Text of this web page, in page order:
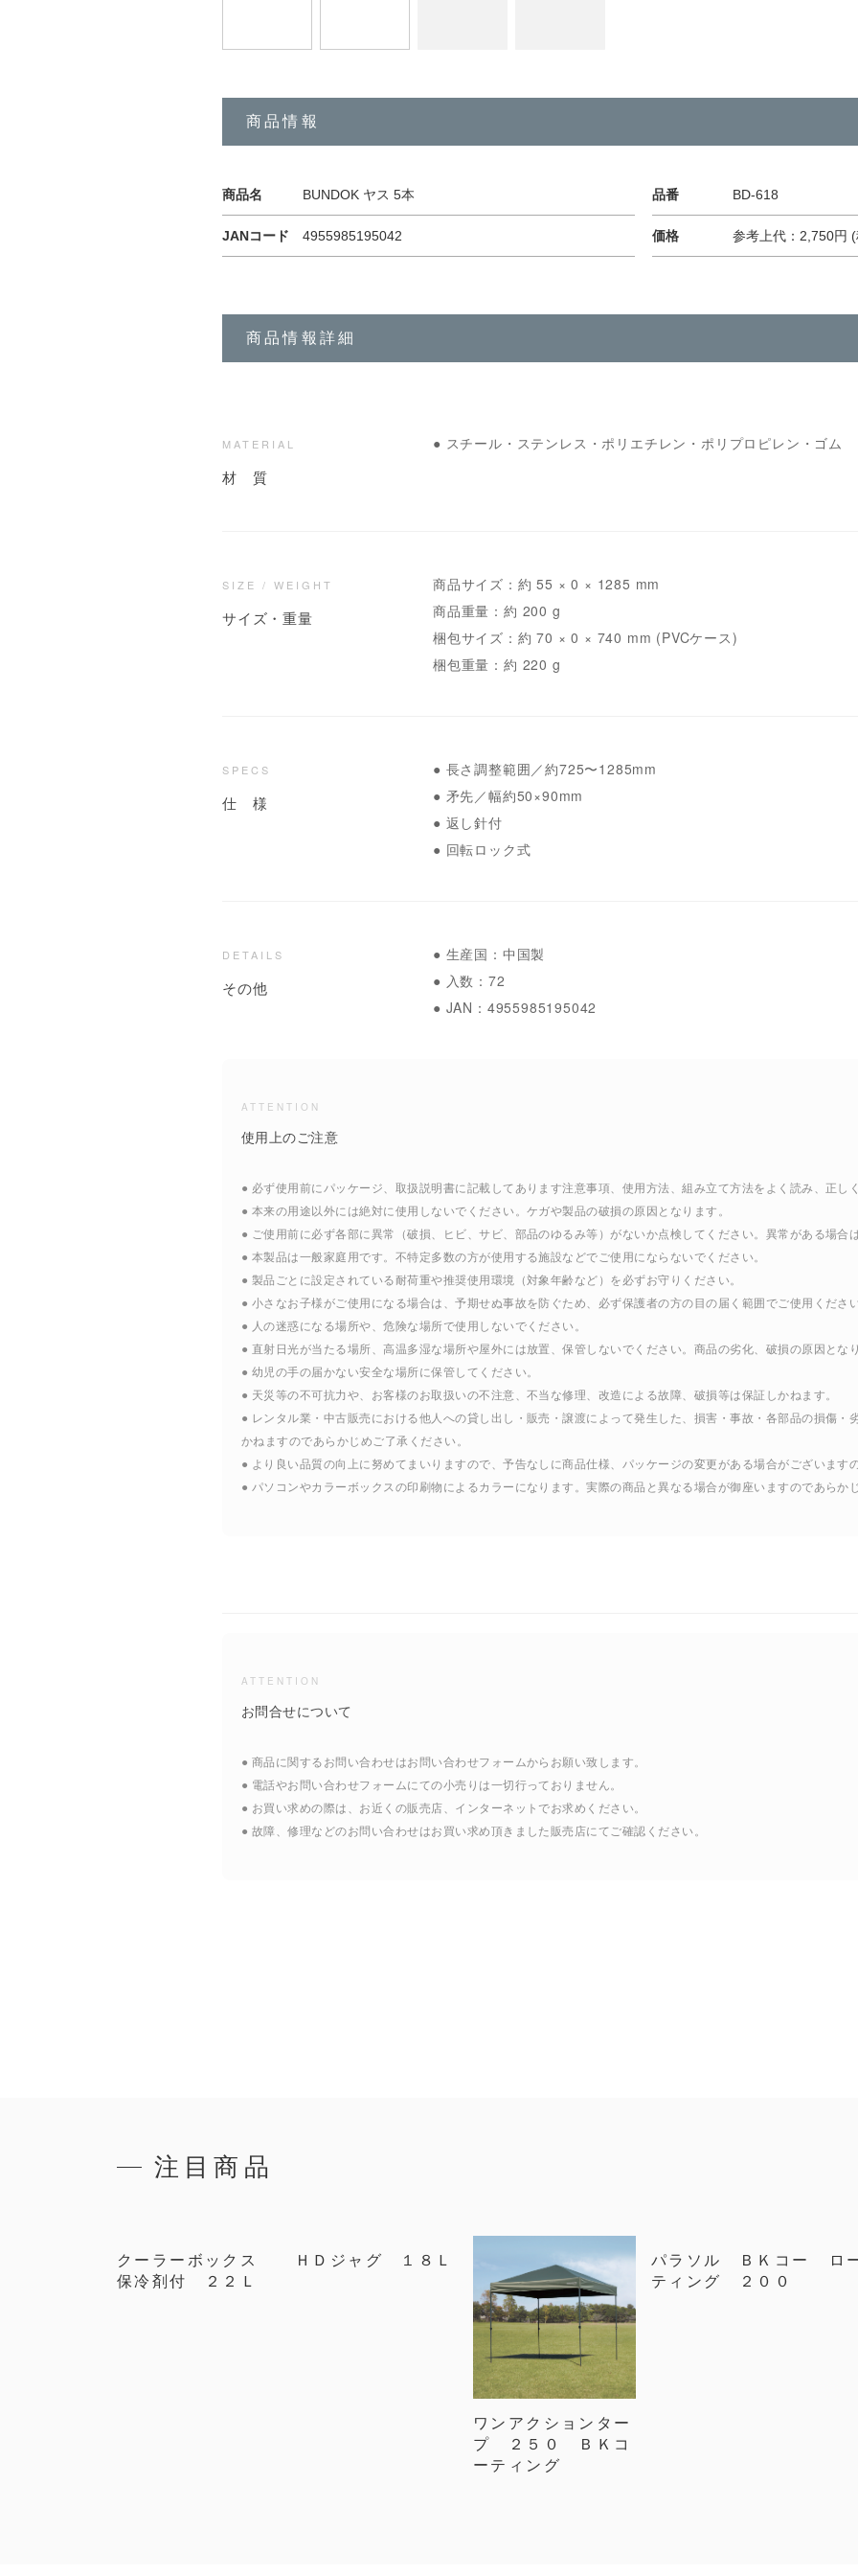
商品情報
商品名 BUNDOK ヤス 5本 品番 BD-618
JANコード 4955985195042 価格 参考上代：2,750円
商品情報詳細
MATERIAL
材 質
● スチール・ステンレス・ポリエチレン・ポリプロピレン・ゴム
SIZE / WEIGHT
サイズ・重量
商品サイズ：約 55 × 0 × 1285 mm
商品重量：約 200 g
梱包サイズ：約 70 × 0 × 740 mm (PVCケース)
梱包重量：約 220 g
SPECS
仕 様
● 長さ調整範囲／約725〜1285mm
● 矛先／幅約50×90mm
● 返し針付
● 回転ロック式
DETAILS
その他
● 生産国：中国製
● 入数：72
● JAN：4955985195042
ATTENTION
使用上のご注意
● 必ず使用前にパッケージ、取扱説明書に記載してあります注意事項、使用方法、組み立て方法をよく読み、正し
● 本来の用途以外には絶対に使用しないでください。ケガや製品の破損の原因となります。
● ご使用前に必ず各部に異常（破損、ヒビ、サビ、部品のゆるみ等）がないか点検してください。異常がある場合
● 本製品は一般家庭用です。不特定多数の方が使用する施設などでご使用にならないでください。
● 製品ごとに設定されている耐荷重や推奨使用環境（対象年齢など）を必ずお守りください。
● 小さなお子様がご使用になる場合は、予期せぬ事故を防ぐため、必ず保護者の方の目の届く範囲でご使用くださ
● 人の迷惑になる場所や、危険な場所で使用しないでください。
● 直射日光が当たる場所、高温多湿な場所や屋外には放置、保管しないでください。商品の劣化、破損の原因とな
● 幼児の手の届かない安全な場所に保管してください。
● 天災等の不可抗力や、お客様のお取扱いの不注意、不当な修理、改造による故障、破損等は保証しかねます。
● レンタル業・中古販売における他人への貸し出し・販売・譲渡によって発生した、損害・事故・各部品の損傷・
かねますのであらかじめご了承ください。
● より良い品質の向上に努めてまいりますので、予告なしに商品仕様、パッケージの変更がある場合がございます
● パソコンやカラーボックスの印刷物によるカラーになります。実際の商品と異なる場合が御座いますのであらか
ATTENTION
お問合せについて
● 商品に関するお問い合わせはお問い合わせフォームからお願い致します。
● 電話やお問い合わせフォームにての小売りは一切行っておりません。
● お買い求めの際は、お近くの販売店、インターネットでお求めください。
● 故障、修理などのお問い合わせはお買い求め頂きました販売店にてご確認ください。
注目商品
クーラーボックス
保冷剤付 ２２Ｌ
ＨＤジャグ １８Ｌ
ワンアクションター
プ ２５０ ＢＫコ
ーティング
パラソル ＢＫコー
ティング ２００
ロ